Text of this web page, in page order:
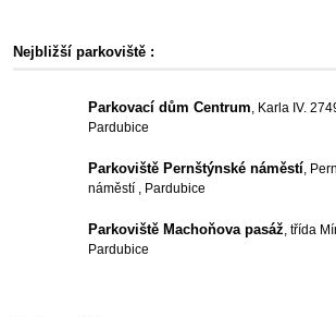
Nejbližší parkoviště :
Parkovací dům Centrum, Karla IV.
Pardubice
Parkoviště Pernštýnské náměstí,
náměstí , Pardubice
Parkoviště Machoňova pasáž, třída
Pardubice